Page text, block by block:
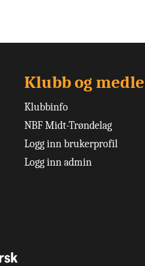
Klubb og
Klubbinfo
NBF Midt-Trøndelag
Logg inn brukerprofil
Logg inn admin